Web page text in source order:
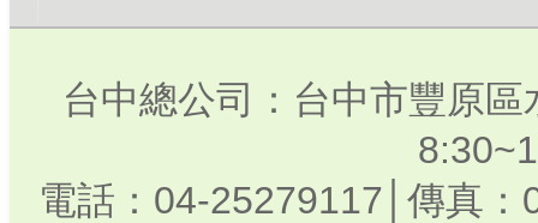
台中總公司：台中市豐原
電話：04-25279117│傳真